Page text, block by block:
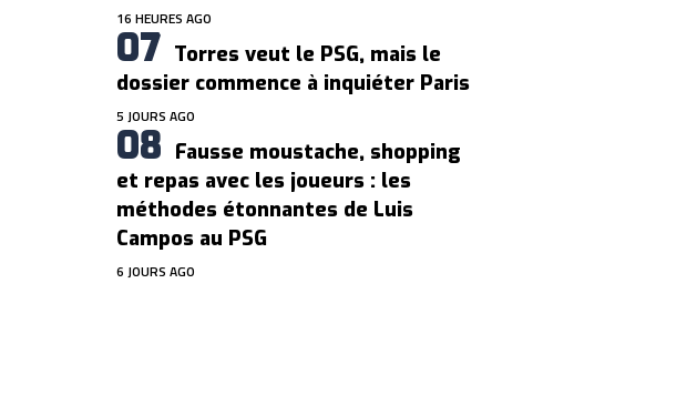
16 HEURES AGO
Torres veut le PSG, mais le
dossier commence à inquiéter Paris
5 JOURS AGO
Fausse moustache, shopping
et repas avec les joueurs : les
méthodes étonnantes de Luis
Campos au PSG
6 JOURS AGO